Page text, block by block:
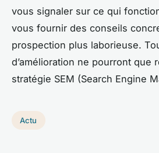
vous signaler sur ce qui
vous fournir des conseils
prospection plus laborieuse.
d’amélioration ne pourront que
stratégie SEM (Search Engine
Actu